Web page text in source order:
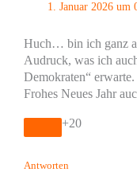
1. Januar 2026 um
Huch… bin ich ganz
Audruck, was ich
Demokraten“ erwarte.
Frohes Neues Jahr
+20
Antworten